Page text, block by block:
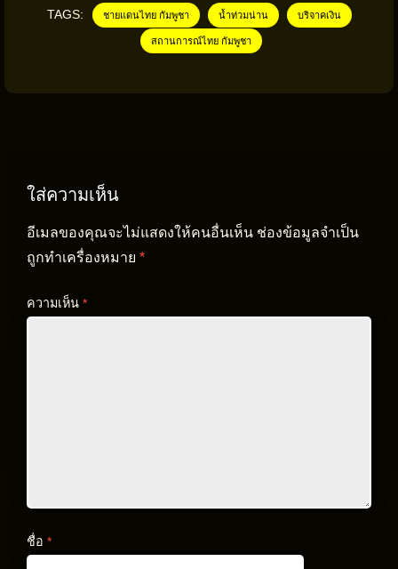
TAGS: ชายแดนไทย กัมพูชา น้ำท่วมน่าน บริจาคเงิน
สถานการณ์ไทย กัมพูชา
ใส่ความเห็น
อีเมลของคุณจะไม่แสดงให้คนอื่นเห็น ช่องข้อมูลจำเป็น
ถูกทำเครื่องหมาย *
ความเห็น *
ชื่อ *